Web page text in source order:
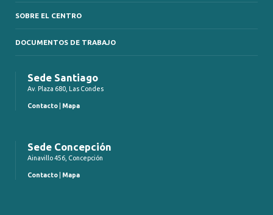
SOBRE EL CENTRO
DOCUMENTOS DE TRABAJO
Sede Santiago
Av. Plaza 680, Las Condes
Contacto Mapa
Sede Concepción
Ainavillo 456, Concepción
Contacto Mapa